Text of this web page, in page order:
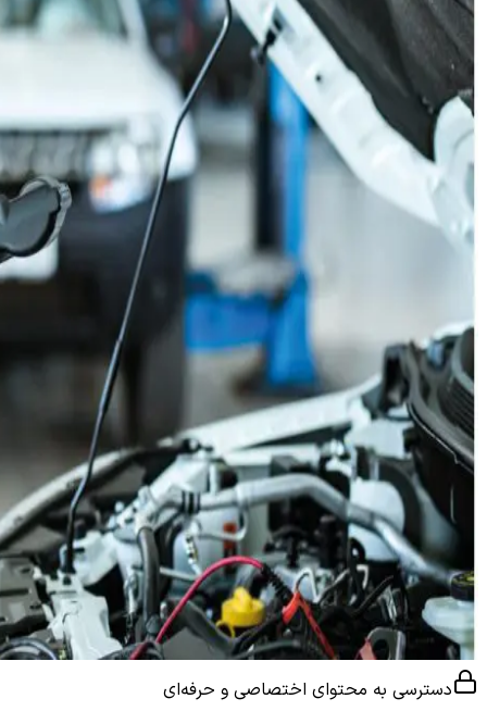
دسترسی به محتوای اختصاصی و حرفه‌ای